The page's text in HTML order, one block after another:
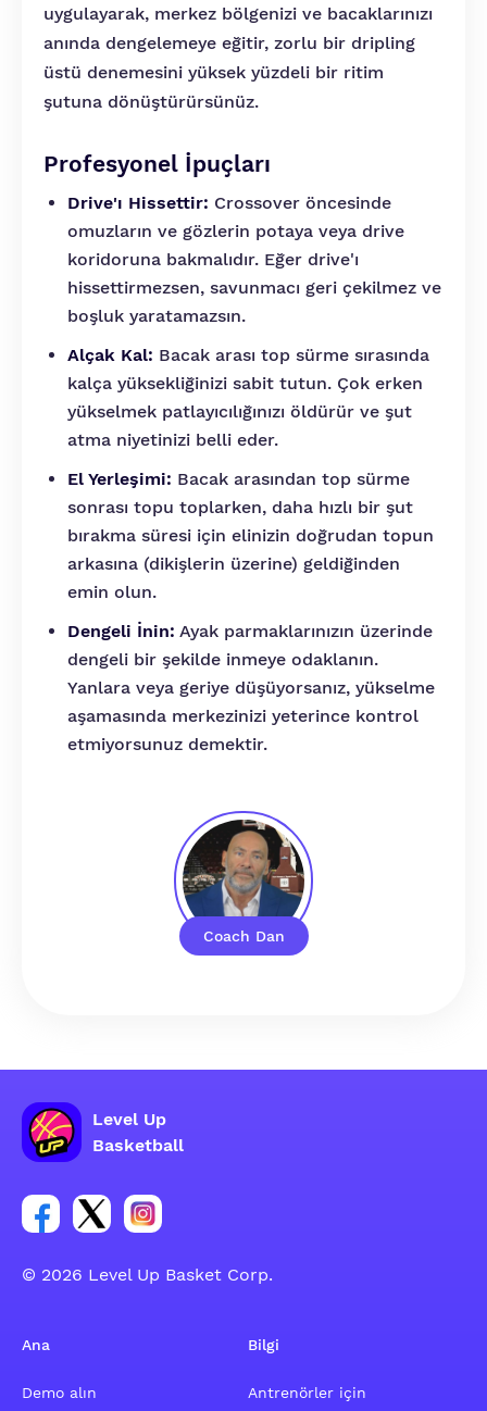
Coach Dan
uygulayarak, merkez bölgenizi ve bacaklarınızı
anında dengelemeye eğitir, zorlu bir dripling
üstü denemesini yüksek yüzdeli bir ritim
şutuna dönüştürürsünüz.
Profesyonel İpuçları
Drive'ı Hissettir: Crossover öncesinde
omuzların ve gözlerin potaya veya drive
koridoruna bakmalıdır. Eğer drive'ı
hissettirmezsen, savunmacı geri çekilmez ve
boşluk yaratamazsın.
Alçak Kal: Bacak arası top sürme sırasında
kalça yüksekliğinizi sabit tutun. Çok erken
yükselmek patlayıcılığınızı öldürür ve şut
atma niyetinizi belli eder.
El Yerleşimi: Bacak arasından top sürme
sonrası topu toplarken, daha hızlı bir şut
bırakma süresi için elinizin doğrudan topun
arkasına (dikişlerin üzerine) geldiğinden
emin olun.
Dengeli İnin: Ayak parmaklarınızın üzerinde
dengeli bir şekilde inmeye odaklanın.
Yanlara veya geriye düşüyorsanız, yükselme
aşamasında merkezinizi yeterince kontrol
etmiyorsunuz demektir.
Level Up
Basketball
Facebook hesabı sosyal grubu linki
Twitter hesabı sosyal grubu linki
Instagram hesabı sosyal grubu linki
© 2026 Level Up Basket Corp.
Ana
Demo alın
Bilgi
Antrenörler için